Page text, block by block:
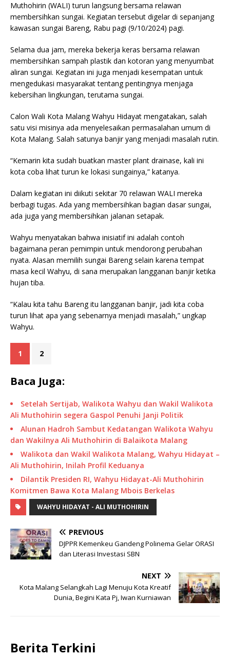
Muthohirin (WALI) turun langsung bersama relawan
membersihkan sungai. Kegiatan tersebut digelar di sepanjang
kawasan sungai Bareng, Rabu pagi (9/10/2024) pagi.
Selama dua jam, mereka bekerja keras bersama relawan
membersihkan sampah plastik dan kotoran yang menyumbat
aliran sungai. Kegiatan ini juga menjadi kesempatan untuk
mengedukasi masyarakat tentang pentingnya menjaga
kebersihan lingkungan, terutama sungai.
Calon Wali Kota Malang Wahyu Hidayat mengatakan, salah
satu visi misinya ada menyelesaikan permasalahan umum di
Kota Malang. Salah satunya banjir yang menjadi masalah rutin.
“Kemarin kita sudah buatkan master plant drainase, kali ini
kota coba lihat turun ke lokasi sungainya,” katanya.
Dalam kegiatan ini diikuti sekitar 70 relawan WALI mereka
berbagi tugas. Ada yang membersihkan bagian dasar sungai,
ada juga yang membersihkan jalanan setapak.
Wahyu menyatakan bahwa inisiatif ini adalah contoh
bagaimana peran pemimpin untuk mendorong perubahan
nyata. Alasan memilih sungai Bareng selain karena tempat
masa kecil Wahyu, di sana merupakan langganan banjir ketika
hujan tiba.
“Kalau kita tahu Bareng itu langganan banjir, jadi kita coba
turun lihat apa yang sebenarnya menjadi masalah,” ungkap
Wahyu.
1 2
Baca Juga:
Setelah Sertijab, Walikota Wahyu dan Wakil Walikota
Ali Muthohirin segera Gaspol Penuhi Janji Politik
Alunan Hadroh Sambut Kedatangan Walikota Wahyu
dan Wakilnya Ali Muthohirin di Balaikota Malang
Walikota dan Wakil Walikota Malang, Wahyu Hidayat –
Ali Muthohirin, Inilah Profil Keduanya
Dilantik Presiden RI, Wahyu Hidayat-Ali Muthohirin
Komitmen Bawa Kota Malang Mbois Berkelas
WAHYU HIDAYAT - ALI MUTHOHIRIN
PREVIOUS
DJPPR Kemenkeu Gandeng Polinema Gelar ORASI
dan Literasi Investasi SBN
NEXT
Kota Malang Selangkah Lagi Menuju Kota Kreatif
Dunia, Begini Kata Pj, Iwan Kurniawan
Berita Terkini